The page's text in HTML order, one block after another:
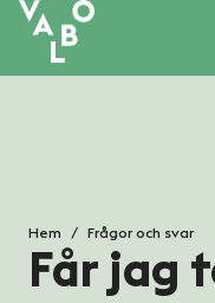
Hem / Frågor och svar
Får jag